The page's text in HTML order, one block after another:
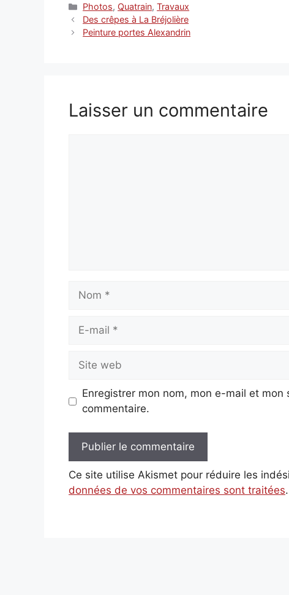
Catégories
Photos, Quatrain,Travaux
Des crêpes à La Bréjolière
Peinture portes Alexandrin
Laisser un commentaire
Nom
Site
web
Enregistrer mon nom, mon e-mail et
commentaire.
Ce site utilise Akismet pour réduire les
données de vos commentaires sont traitées.